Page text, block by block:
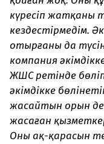
күресіп жатқаны
кездестірмедім.
отырғаны да
компания
ЖШС ретінде
әкімдікке
жасайтын орын
жасаған
Оның ақ-қарасын